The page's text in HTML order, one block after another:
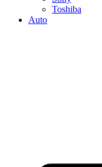
Toshiba
Auto